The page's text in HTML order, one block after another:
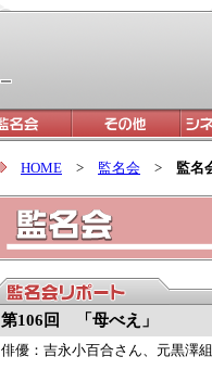
HOME > 監名会 > 監名
第106回 「母べえ」
俳優：吉永小百合さん、元黒澤